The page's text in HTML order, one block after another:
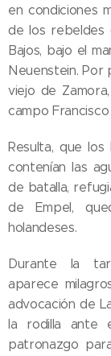
en condiciones
de los rebeldes
Bajos, bajo el
Neuenstein. Por
viejo de
campo
Resulta, que
contenían las
de batalla,
de Empel,
holandeses.
Durante la
aparece
advocación de
la rodilla ante
patronazgo